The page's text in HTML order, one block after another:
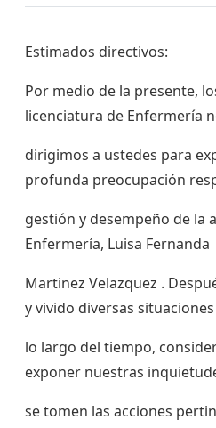
Estimados directivos:
Por medio de la presente,
licenciatura de Enfermería
dirigimos a ustedes para
profunda preocupación
gestión y desempeño de la
Enfermería, Luisa Fernanda
Martinez Velazquez .
y vivido diversas situaciones
lo largo del tiempo,
exponer nuestras
se tomen las acciones